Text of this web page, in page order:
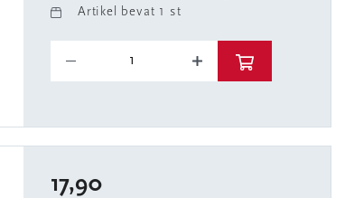
Artikel bevat 1 st
17,90